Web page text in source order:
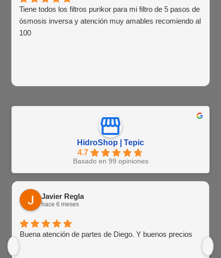
Tiene todos los filtros purikor para mi filtro de 5 pasos de
ósmosis inversa y atención muy amables recomiendo al
100
HidroShop | Tepic
4.7
Basado en 99 opiniones
Javier Regla
hace 6 meses
Buena atención de partes de Diego. Y buenos precios